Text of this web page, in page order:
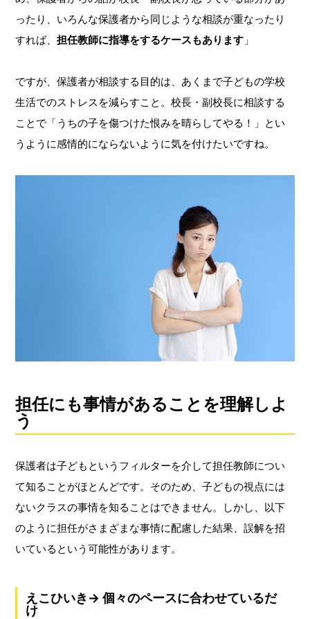
ったり、いろんな保護者から同じような相談が重なったり
すれば、担任教師に指導をするケースもあります 」
ですが、保護者が相談する目的は、あくまで子どもの学校
生活でのストレスを減らすこと。校長・副校長に相談する
ことで「うちの子を傷つけた恨みを晴らしてやる！」とい
うように感情的にならないように気を付けたいですね。
担任にも事情があることを理解しよ
う
保護者は子どもというフィルターを介して担任教師につい
て知ることがほとんどです。そのため、子どもの視点には
ないクラスの事情を知ることはできません。しかし、以下
のように担任がさまざまな事情に配慮した結果、誤解を招
いているという可能性があります。
えこひいき→ 個々のペースに合わせているだ
け